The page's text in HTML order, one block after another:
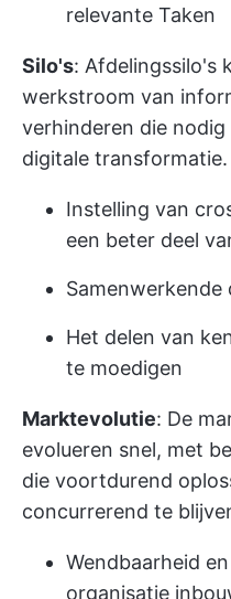
relevante Taken
Silo's: Afdelingssilo's
werkstroom van
verhinderen die
digitale
Instelling van
een beter deel
Het delen van
te moedigen
Marktevolutie: De
evolueren snel, met
die voortdurend
concurrerend te
Wendbaarheid
organisatie